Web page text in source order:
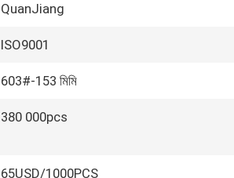
QuanJiang
ISO9001
603#-153 মিমি
380 000pcs
65USD/1000PCS